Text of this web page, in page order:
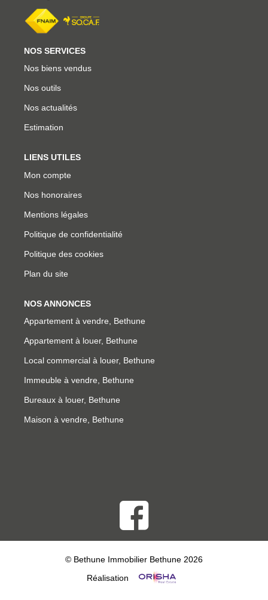
NOS SERVICES
Nos biens vendus
Nos outils
Nos actualités
Estimation
LIENS UTILES
Mon compte
Nos honoraires
Mentions légales
Politique de confidentialité
Politique des cookies
Plan du site
NOS ANNONCES
Appartement à vendre, Bethune
Appartement à louer, Bethune
Local commercial à louer, Bethune
Immeuble à vendre, Bethune
Bureaux à louer, Bethune
Maison à vendre, Bethune
© Bethune Immobilier Bethune 2026
Réalisation